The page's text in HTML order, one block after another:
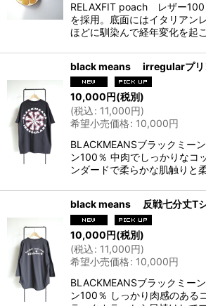
RELAXFIT poach レザー100
を採用。底面にはイタリアン
ほどに馴染んで経年変化を起
black means irregularプリ
10,000円(税別)
(税込: 11,000円)
希望小売価格: 10,000円
BLACKMEANSブラックミー
ン100％ 中肉でしっかりなコ
ンダードで柔らかな肌触りと
black means 反戦七分丈T
10,000円(税別)
(税込: 11,000円)
希望小売価格: 10,000円
BLACKMEANSブラックミー
ン100％ しっかり肉感のある